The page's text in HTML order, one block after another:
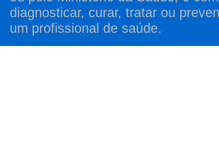
diagnosticar, curar, tratar ou
um profissional de saúde.